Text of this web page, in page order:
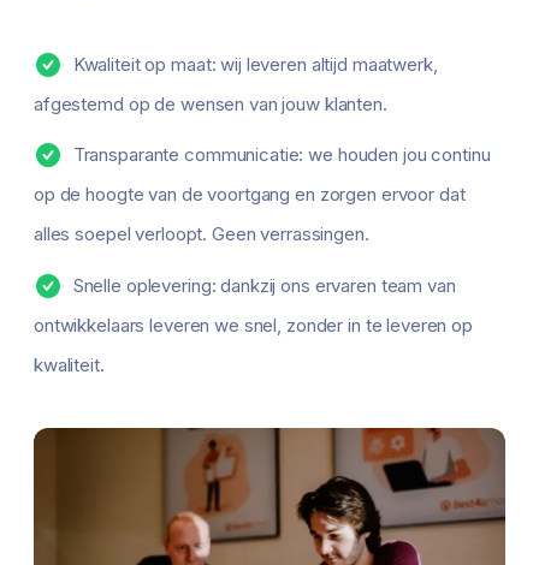
Kwaliteit op maat: wij leveren altijd maatwerk,
afgestemd op de wensen van jouw klanten.
Transparante communicatie: we houden jou continu
op de hoogte van de voortgang en zorgen ervoor dat
alles soepel verloopt. Geen verrassingen.
Snelle oplevering: dankzij ons ervaren team van
ontwikkelaars leveren we snel, zonder in te leveren op
kwaliteit.